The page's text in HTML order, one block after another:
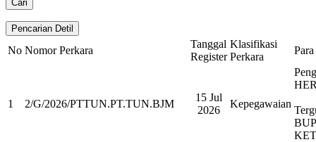
No Nomor Perkara
Tanggal
Register
Klasifikasi
Perkara
1 2/G/2026/PTTUN.PT.TUN.BJM
15 Jul
2026
Kepegawaian